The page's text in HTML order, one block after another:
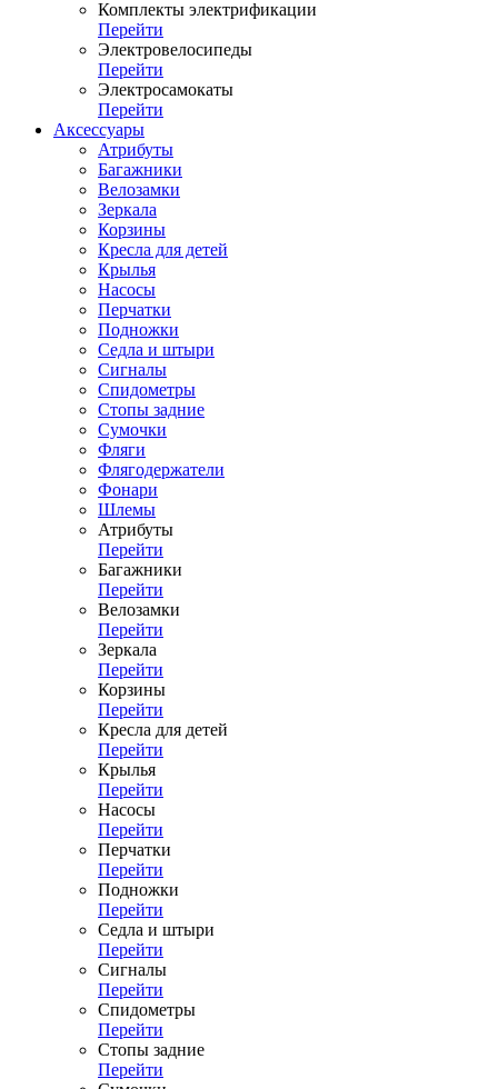
Комплекты электрификации
Перейти
Электровелосипеды
Перейти
Электросамокаты
Перейти
Аксессуары
Атрибуты
Багажники
Велозамки
Зеркала
Корзины
Кресла для детей
Крылья
Насосы
Перчатки
Подножки
Седла и штыри
Сигналы
Спидометры
Стопы задние
Сумочки
Фляги
Флягодержатели
Фонари
Шлемы
Атрибуты
Перейти
Багажники
Перейти
Велозамки
Перейти
Зеркала
Перейти
Корзины
Перейти
Кресла для детей
Перейти
Крылья
Перейти
Насосы
Перейти
Перчатки
Перейти
Подножки
Перейти
Седла и штыри
Перейти
Сигналы
Перейти
Спидометры
Перейти
Стопы задние
Перейти